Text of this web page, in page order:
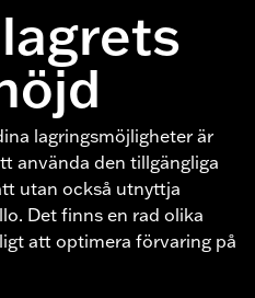
lagringsmöjligheter är
använda den tillgängliga
utan också utnyttja
Det finns en rad olika
att optimera förvaring på